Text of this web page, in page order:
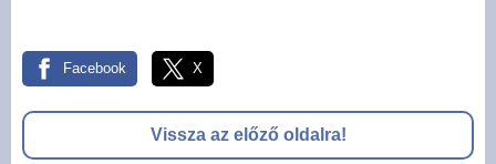
Választási információk -
Alsórajk
Közérdekű adatok -
Alsórajk
Facebook X
Vissza az előző oldalra!